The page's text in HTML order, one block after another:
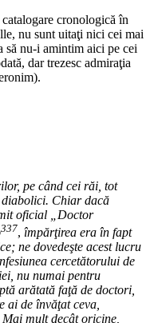
cronologică în
nu sunt uitaţi nici cei mai
să nu-i amintim aici pe cei
dar trezesc admiraţia
pe când cei răi, tot
Chiar dacă
oficial „Doctor
337, împărţirea era în fapt
ne dovedeşte acest lucru
cercetătorului de
nu numai pentru
arătată faţă de doctori,
ai de învăţat ceva,
mult decât oricine,